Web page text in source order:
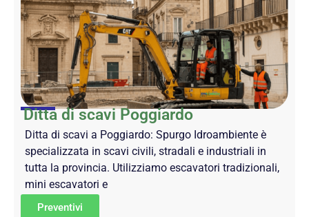
Ditta di scavi Poggiardo
Ditta di scavi a Poggiardo: Spurgo Idroambiente è
specializzata in scavi civili, stradali e industriali in
tutta la provincia. Utilizziamo escavatori tradizionali,
mini escavatori e
Preventivi